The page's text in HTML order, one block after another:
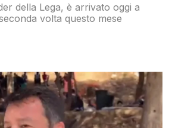
della Lega, è arrivato oggi a
volta questo mese